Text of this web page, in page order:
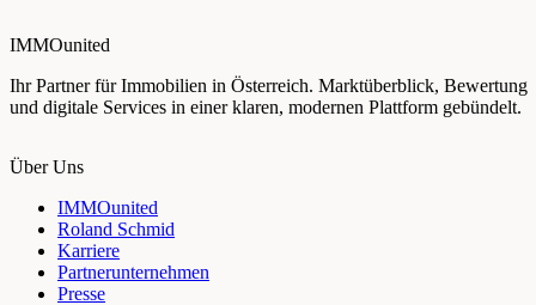
IMMOunited
Ihr Partner für Immobilien in Österreich. Marktüberblick, Bewertung
und digitale Services in einer klaren, modernen Plattform gebündelt.
Über Uns
IMMOunited
Roland Schmid
Karriere
Partnerunternehmen
Presse